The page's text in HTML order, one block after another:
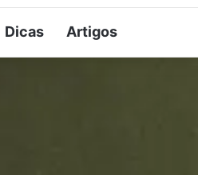
Dicas Artigos